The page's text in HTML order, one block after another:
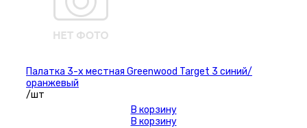
Палатка 3-х местная Greenwood Target 3 синий/
оранжевый
/шт
В корзину
В корзину